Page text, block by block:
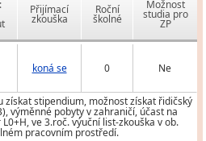
Přijímací
zkouška
Roční
školné
Možnost
studia pro
ZP
koná se 0 Ne
získat stipendium, možnost získat řidičský
výměnné pobyty v zahraničí, účast na
ve 3.roč. výuční list-zkouška v ob.
pracovním prostředí.